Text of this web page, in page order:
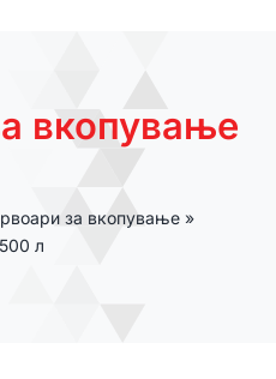
За нас
вкопување
за вкопување
л